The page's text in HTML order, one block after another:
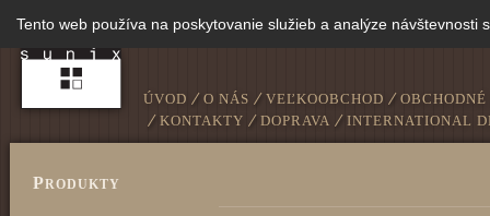
ÚVOD O NÁS VEĽKOOBCHOD
KONTAKTY
DOPRAVA INTERNATIONAL
PRODUKTY
Tento web používa na poskytovanie služieb a analýze návštevnosti